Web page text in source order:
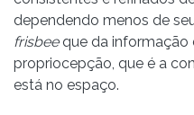
dependendo menos de
frisbeeque da informação
propriocepção, que é a
está no espaço.